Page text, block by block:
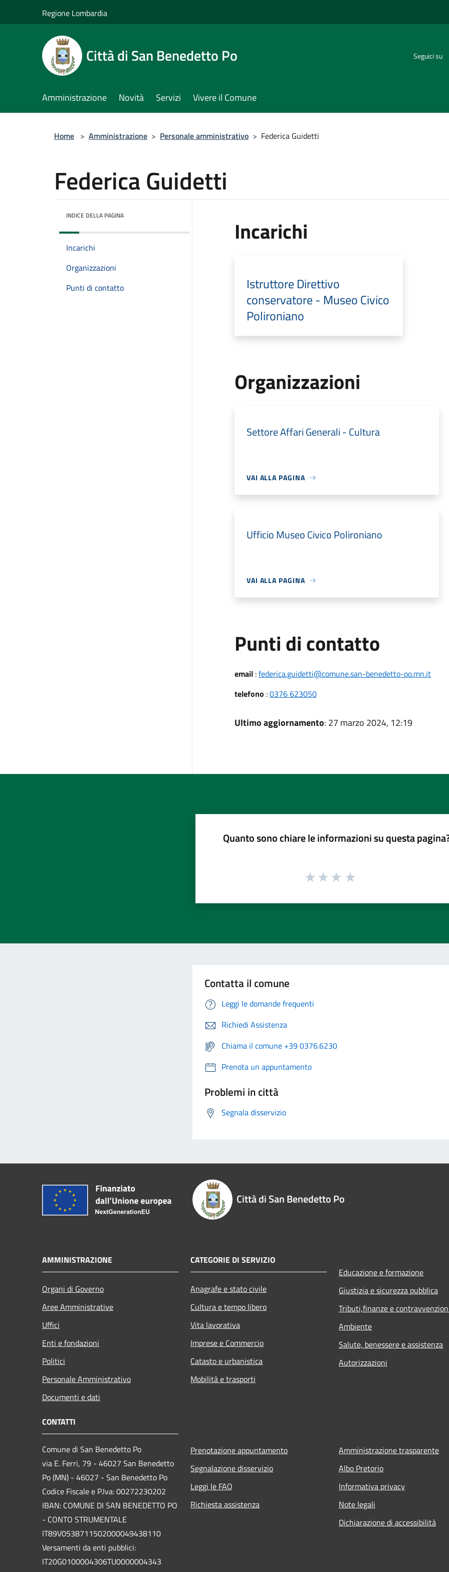
Regione Lombardia
Città di San Benedetto Po Seguici su
Amministrazione Novità Servizi Vivere il Comune
Home > Amministrazione > Personale amministrativo > Federica Guidetti
Federica Guidetti
INDICE DELLA PAGINA
Incarichi
Organizzazioni
Punti di contatto
Incarichi
Istruttore Direttivo
conservatore - Museo Civico
Polironiano
Organizzazioni
Settore Affari Generali - Cultura
VAI ALLA PAGINA
Ufficio Museo Civico Polironiano
VAI ALLA PAGINA
Punti di contatto
email:federica.guidetti@comune.san-benedetto-po.mn.it
telefono :0376 623050
Ultimo aggiornamento: 27 marzo 2024, 12:19
Quanto sono chiare le informazioni su questa
Contatta il comune
Leggi le domande frequenti
Richiedi Assistenza
Chiama il comune +39 0376.6230
Prenota un appuntamento
Problemi in città
Segnala disservizio
Città di San Benedetto Po
AMMINISTRAZIONE
Organi di Governo
Aree Amministrative
Uffici
Enti e fondazioni
Politici
Personale Amministrativo
Documenti e dati
CATEGORIE DI SERVIZIO
Anagrafe e stato civile
Cultura e tempo libero
Vita lavorativa
Imprese e Commercio
Catasto e urbanistica
Mobilità e trasporti
Educazione e formazione
Giustizia e sicurezza pubblica
Tributi,finanze e
Ambiente
Salute, benessere e assistenza
Autorizzazioni
CONTATTI
Comune di San Benedetto Po
via E. Ferri, 79 - 46027 San Benedetto
Po (MN) - 46027 - San Benedetto Po
Codice Fiscale e P.Iva: 00272230202
IBAN: COMUNE DI SAN BENEDETTO PO
- CONTO STRUMENTALE
IT89V0538711502000049438110
Versamenti da enti pubblici:
IT20G0100004306TU0000004343
Prenotazione appuntamento
Segnalazione disservizio
Leggi le FAQ
Richiesta assistenza
Amministrazione trasparente
Albo Pretorio
Informativa privacy
Note legali
Dichiarazione di accessibilità